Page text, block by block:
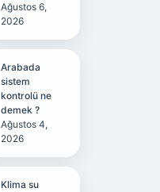
Ağustos 6,
2026
Arabada
sistem
kontrolü ne
demek ?
Ağustos 4,
2026
Klima su